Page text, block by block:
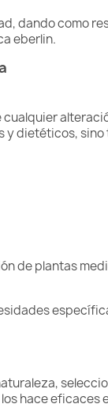
dando como
eberlin.
y dietéticos, sino
de plantas
hace eficaces